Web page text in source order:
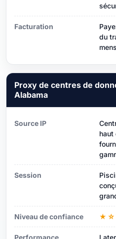
Facturation
du
Proxy de centres de
Alabama
Source IP
haut
Session
Niveau de confiance
Performance